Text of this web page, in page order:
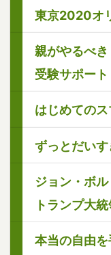
東京2020オ
親がやるべき
受験サポート
はじめての
ずっとだい
ジョン・ボ
トランプ大
本当の自由